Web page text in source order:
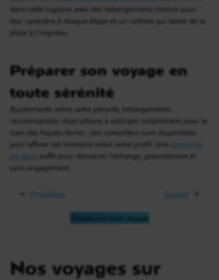
dans cette logique, avec des hébergements choisis pour
leur caractère à chaque étape et un rythme qui laisse de la
place à l’imprévu.
Préparer son voyage en
toute sérénité
Ajustements selon votre période, hébergements
recommandés, réservations à anticiper notamment pour le
train des hautes terres : nos conseillers sont disponibles
pour affiner cet itinéraire selon votre profil. Une
demande
suffit pour démarrer l’échange, gratuitement et
sans engagement.
← Suivant →
Construire mon voyage
Nos voyages sur